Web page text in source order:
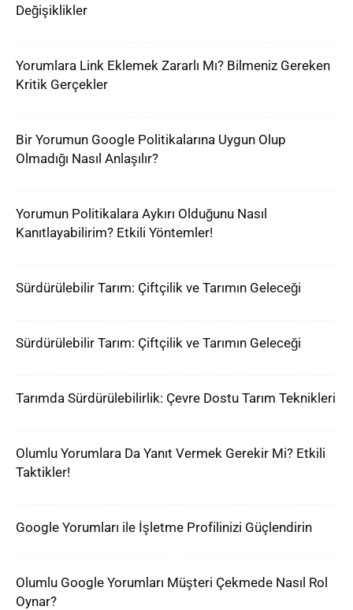
Değişiklikler
Yorumlara Link Eklemek Zararlı Mı? Bilmeniz Gereken
Kritik Gerçekler
Bir Yorumun Google Politikalarına Uygun Olup
Olmadığı Nasıl Anlaşılır?
Yorumun Politikalara Aykırı Olduğunu Nasıl
Kanıtlayabilirim? Etkili Yöntemler!
Sürdürülebilir Tarım: Çiftçilik ve Tarımın Geleceği
Sürdürülebilir Tarım: Çiftçilik ve Tarımın Geleceği
Tarımda Sürdürülebilirlik: Çevre Dostu Tarım Teknikleri
Olumlu Yorumlara Da Yanıt Vermek Gerekir Mi? Etkili
Taktikler!
Google Yorumları ile İşletme Profilinizi Güçlendirin
Olumlu Google Yorumları Müşteri Çekmede Nasıl Rol
Oynar?